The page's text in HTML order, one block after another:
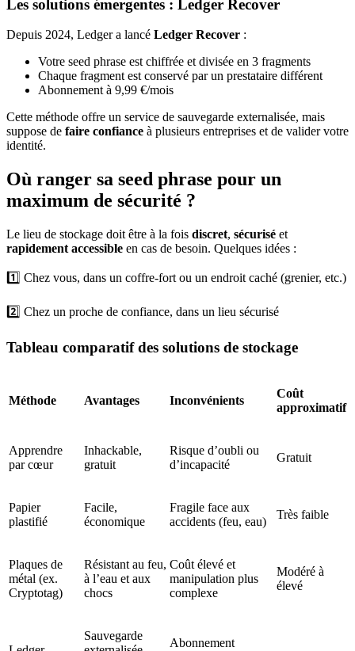
Les solutions émergentes : Ledger Recover
Depuis 2024, Ledger a lancé Ledger Recover :
Votre seed phrase est chiffrée et divisée en 3 fragments
Chaque fragment est conservé par un prestataire différent
Abonnement à 9,99 €/mois
Cette méthode offre un service de sauvegarde externalisée, mais
suppose de faire confiance à plusieurs entreprises et de valider votre
identité.
Où ranger sa seed phrase pour un
maximum de sécurité ?
Le lieu de stockage doit être à la fois discret, sécurisé et
rapidement accessible en cas de besoin. Quelques idées :
1️⃣ Chez vous, dans un coffre-fort ou un endroit caché (grenier, etc.)
2️⃣ Chez un proche de confiance, dans un lieu sécurisé
Tableau comparatif des solutions de stockage
Méthode Avantages Inconvénients
Coût
approximatif
Apprendre
par cœur
Inhackable,
gratuit
Risque d’oubli ou
d’incapacité
Gratuit
Papier
plastifié
Facile,
économique
Fragile face aux
accidents (feu, eau)
Très faible
Plaques de
métal (ex.
Cryptotag)
Résistant au feu,
à l’eau et aux
chocs
Coût élevé et
manipulation plus
complexe
Modéré à
élevé
Sauvegarde
Abonnement